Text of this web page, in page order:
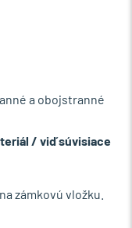
a obojstranné
/ viď súvisiace
zámkovú vložku.